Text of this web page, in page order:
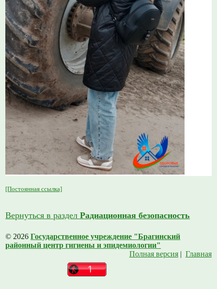
[Постоянная ссылка]
Вернуться в разделРадиационная безопасность
© 2026Государственное учреждение "Брагинский
районный центр гигиены и эпидемиологии"
Полная версия| Главная